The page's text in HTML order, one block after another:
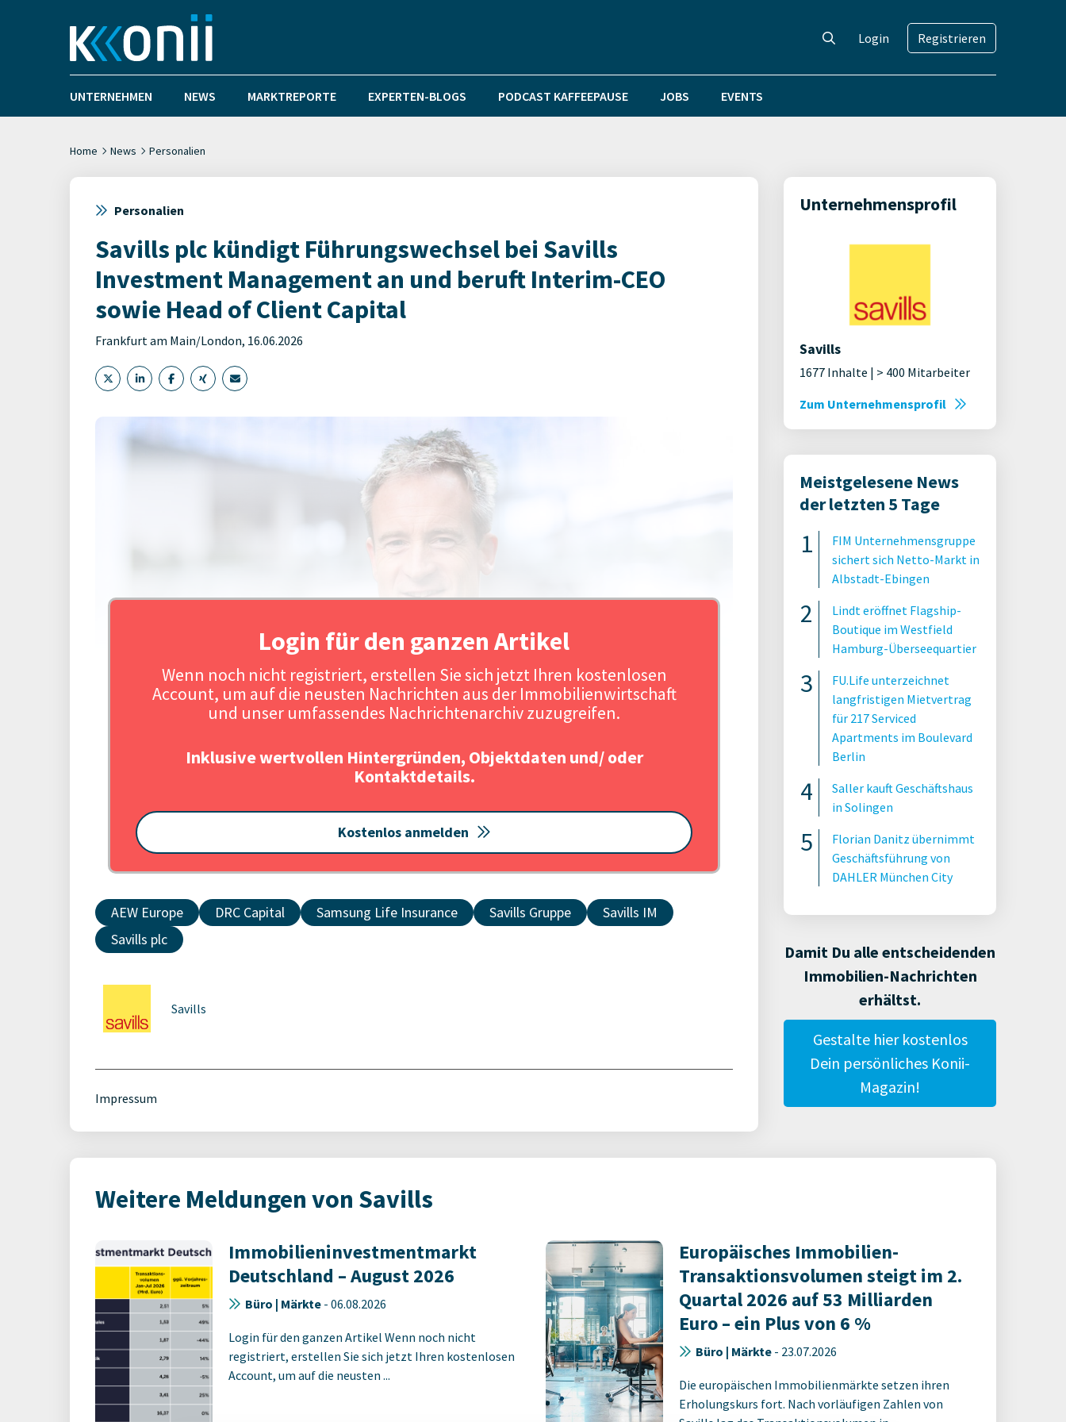
Login Registrieren
UNTERNEHMEN NEWS MARKTREPORTE EXPERTEN-BLOGS PODCAST KAFFEEPAUSE JOBS EVENTS
Home News Personalien
Personalien
Savills plc kündigt Führungswechsel bei Savills
Investment Management an und beruft Interim-CEO
sowie Head of Client Capital
Frankfurt am Main/London, 16.06.2026
Quelle: Savills Investment Management
Login für den ganzen Artikel
Wenn noch nicht registriert, erstellen Sie sich jetzt Ihren kostenlosen
Account, um auf die neusten Nachrichten aus der Immobilienwirtschaft
und unser umfassendes Nachrichtenarchiv zuzugreifen.
Inklusive wertvollen Hintergründen, Objektdaten und/ oder
Kontaktdetails.
Kostenlos anmelden
AEW Europe DRC Capital Samsung Life Insurance Savills Gruppe
Savills IM
Savills plc
Savills
Impressum
Unternehmensprofil
Savills
1677 Inhalte | > 400 Mitarbeiter
Zum Unternehmensprofil
Meistgelesene News
der letzten 5 Tage
FIM Unternehmensgruppe
sichert sich Netto-Markt in
Albstadt-Ebingen
Lindt eröffnet Flagship-
Boutique im Westfield
Hamburg-Überseequartier
FU.Life unterzeichnet
langfristigen Mietvertrag
für 217 Serviced
Apartments im Boulevard
Berlin
Saller kauft Geschäftshaus
in Solingen
Florian Danitz übernimmt
Geschäftsführung von
DAHLER München City
Damit Du alle entscheidenden
Immobilien-Nachrichten
erhältst.
Gestalte hier kostenlos
Dein persönliches Konii-
Magazin!
Weitere Meldungen von Savills
Immobilieninvestmentmarkt
Deutschland – August 2026
Büro | Märkte - 06.08.2026
Login für den ganzen Artikel Wenn noch nicht
registriert, erstellen Sie sich jetzt Ihren kostenlosen
Account, um auf die neusten ...
Europäisches Immobilien-
Transaktionsvolumen steigt im 2.
Quartal 2026 auf 53 Milliarden
Euro – ein Plus von 6 %
Büro | Märkte - 23.07.2026
Die europäischen Immobilienmärkte setzen ihren
Erholungskurs fort. Nach vorläufigen Zahlen von